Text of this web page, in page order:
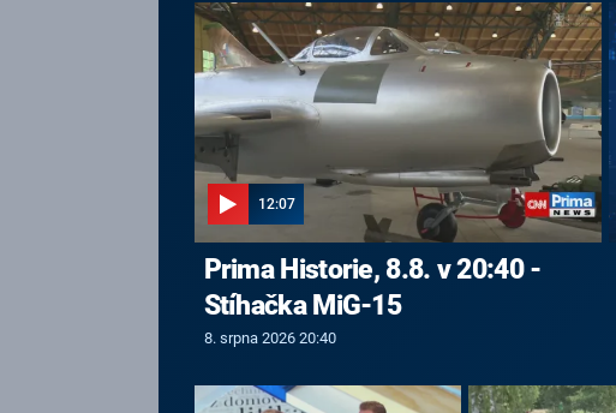
12:07
Prima Historie, 8.8. v 20:40 -
Stíhačka MiG-15
8. srpna 2026 20:40